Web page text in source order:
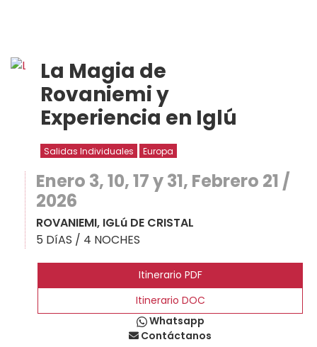
La Magia de
Rovaniemi y
Experiencia en Iglú
Salidas Individuales Europa
Enero 3, 10, 17 y 31, Febrero 21 /
2026
ROVANIEMI, IGLú DE CRISTAL
5 DíAS / 4 NOCHES
Itinerario PDF
Itinerario DOC
Whatsapp
Contáctanos